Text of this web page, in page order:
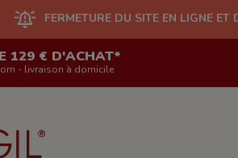
DU SITE EN LIGNE ET DES
129 € D'ACHAT*
- livraison à domicile